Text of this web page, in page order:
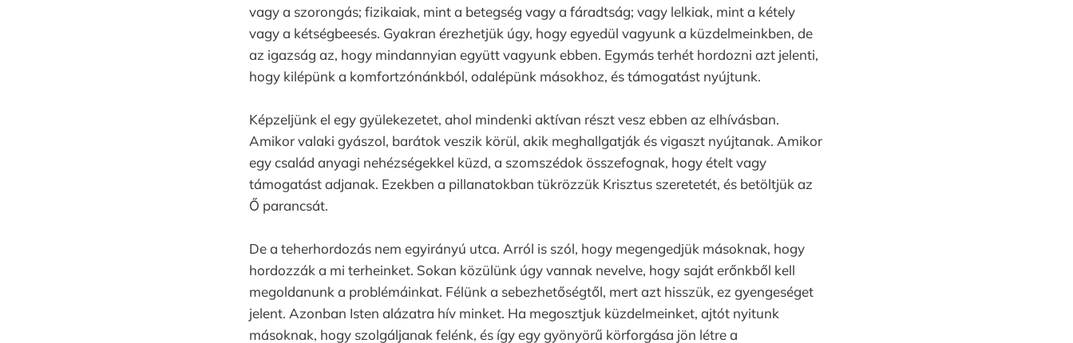
vagy a szorongás; fizikaiak, mint a betegség vagy a fáradtság; vagy lelkiak, mint a kétely
vagy a kétségbeesés. Gyakran érezhetjük úgy, hogy egyedül vagyunk a küzdelmeinkben, de
az igazság az, hogy mindannyian együtt vagyunk ebben. Egymás terhét hordozni azt jelenti,
hogy kilépünk a komfortzónánkból, odalépünk másokhoz, és támogatást nyújtunk.
Képzeljünk el egy gyülekezetet, ahol mindenki aktívan részt vesz ebben az elhívásban.
Amikor valaki gyászol, barátok veszik körül, akik meghallgatják és vigaszt nyújtanak. Amikor
egy család anyagi nehézségekkel küzd, a szomszédok összefognak, hogy ételt vagy
támogatást adjanak. Ezekben a pillanatokban tükrözzük Krisztus szeretetét, és betöltjük az
Ő parancsát.
De a teherhordozás nem egyirányú utca. Arról is szól, hogy megengedjük másoknak, hogy
hordozzák a mi terheinket. Sokan közülünk úgy vannak nevelve, hogy saját erőnkből kell
megoldanunk a problémáinkat. Félünk a sebezhetőségtől, mert azt hisszük, ez gyengeséget
jelent. Azonban Isten alázatra hív minket. Ha megosztjuk küzdelmeinket, ajtót nyitunk
másoknak, hogy szolgáljanak felénk, és így egy gyönyörű körforgása jön létre a